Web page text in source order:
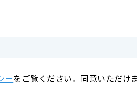
ーをご覧ください。同意いただけ